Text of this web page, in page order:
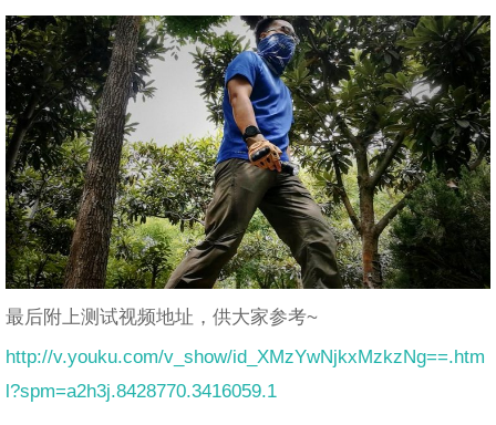
最后附上测试视频地址，供大家参考~
http://v.youku.com/v_show/id_XMzYwNjkxMzkzNg==.htm
l?spm=a2h3j.8428770.3416059.1